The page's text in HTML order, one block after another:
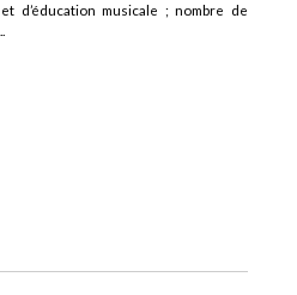
d’éducation musicale ; nombre de